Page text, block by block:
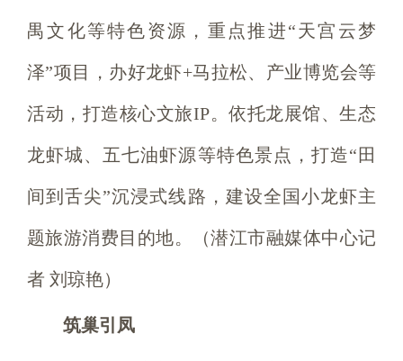
禺文化等特色资源，重点推进“天宫云梦
泽”项目，办好龙虾+马拉松、产业博览会等
活动，打造核心文旅IP。依托龙展馆、生态
龙虾城、五七油虾源等特色景点，打造“田
间到舌尖”沉浸式线路，建设全国小龙虾主
题旅游消费目的地。（潜江市融媒体中心记
者 刘琼艳）
筑巢引凤